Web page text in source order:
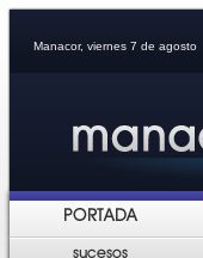
Manacor, viernes 7 de agosto